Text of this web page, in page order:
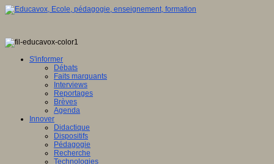
S'informer
Débats
Faits marquants
Interviews
Reportages
Brèves
Agenda
Innover
Didactique
Dispositifs
Pédagogie
Recherche
Technologies